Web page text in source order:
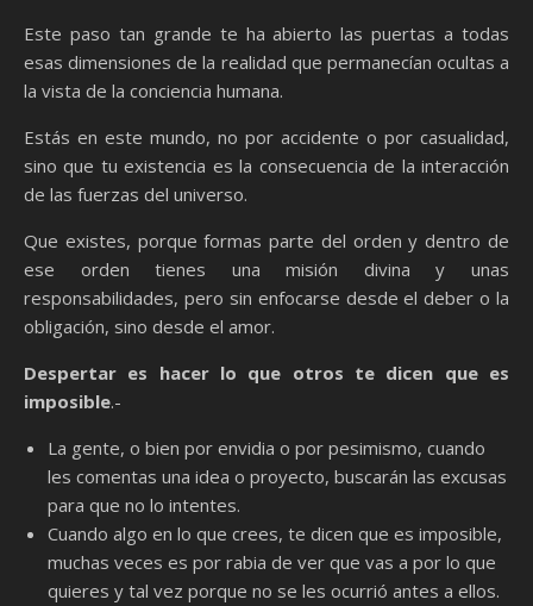
Este paso tan grande te ha abierto las puertas a todas
esas dimensiones de la realidad que permanecían ocultas a
la vista de la conciencia humana.
Estás en este mundo, no por accidente o por casualidad,
sino que tu existencia es la consecuencia de la interacción
de las fuerzas del universo.
Que existes, porque formas parte del orden y dentro de
ese orden tienes una misión divina y unas
responsabilidades, pero sin enfocarse desde el deber o la
obligación, sino desde el amor.
Despertar es hacer lo que otros te dicen que es
imposible.-
La gente, o bien por envidia o por pesimismo, cuando
les comentas una idea o proyecto, buscarán las excusas
para que no lo intentes.
Cuando algo en lo que crees, te dicen que es imposible,
muchas veces es por rabia de ver que vas a por lo que
quieres y tal vez porque no se les ocurrió antes a ellos.